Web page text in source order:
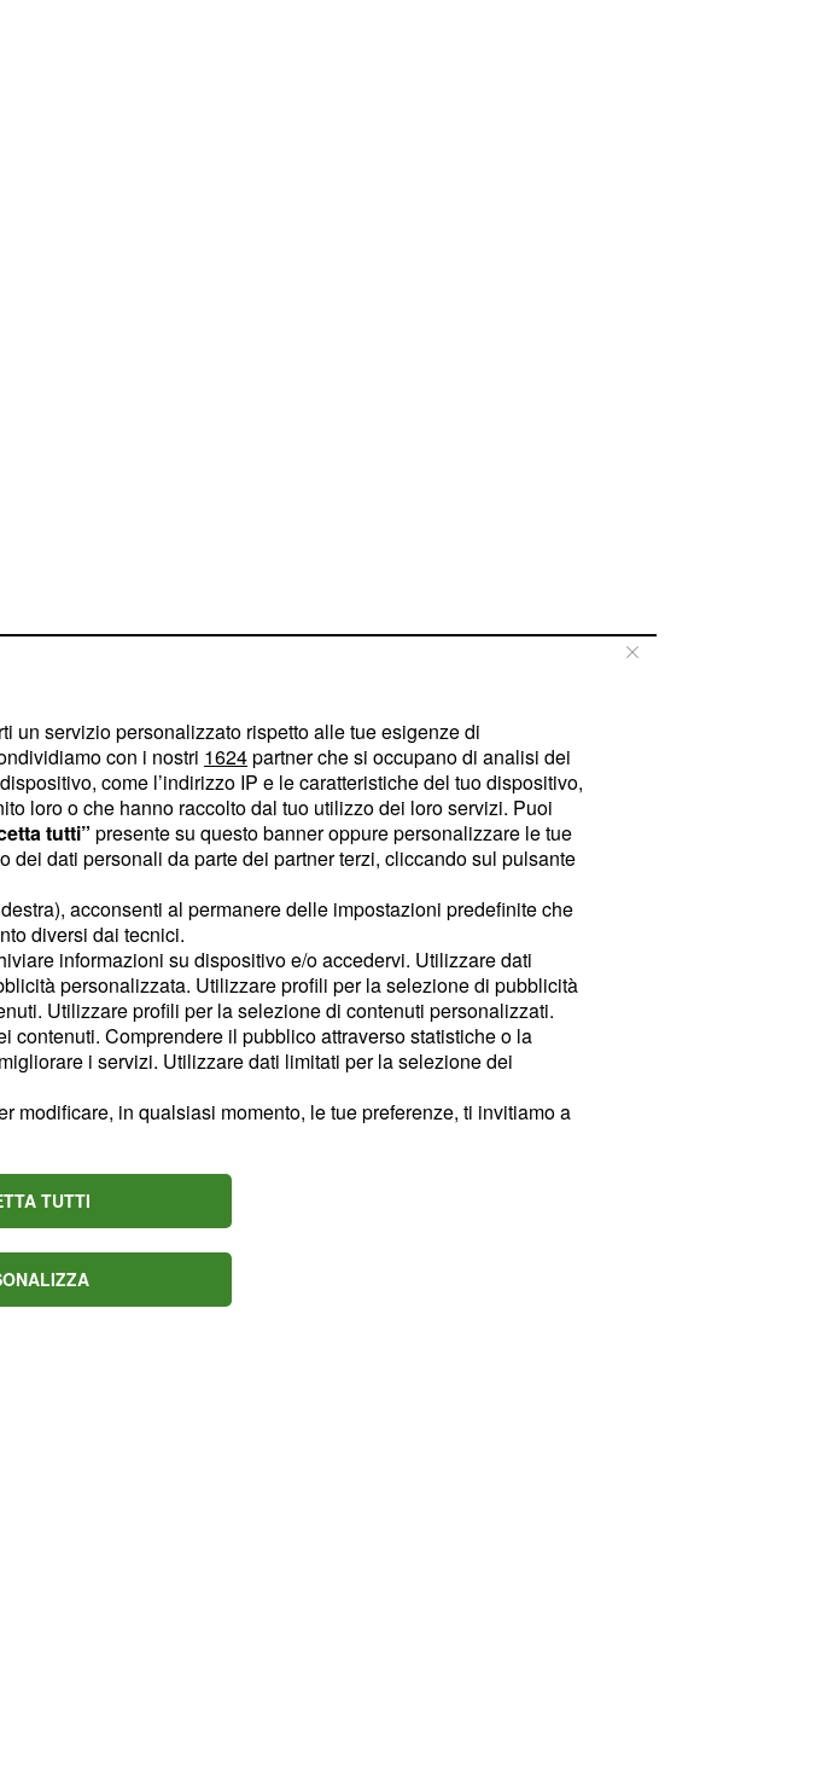
un servizio personalizzato rispetto alle tue esigenze di
con i nostri 1624partner che si occupano di analisi dei
come l’indirizzo IP e le caratteristiche del tuo dispositivo,
loro o che hanno raccolto dal tuo utilizzo dei loro servizi. Puoi
tutti” presente su questo banner oppure personalizzare le tue
dati personali da parte dei partner terzi, cliccando sul pulsante
acconsenti al permanere delle impostazioni predefinite che
diversi dai tecnici.
informazioni su dispositivo e/o accedervi. Utilizzare dati
personalizzata. Utilizzare profili per la selezione di pubblicità
Utilizzare profili per la selezione di contenuti personalizzati.
Comprendere il pubblico attraverso statistiche o la
i servizi. Utilizzare dati limitati per la selezione dei
in qualsiasi momento, le tue preferenze, ti invitiamo a
TUTTI